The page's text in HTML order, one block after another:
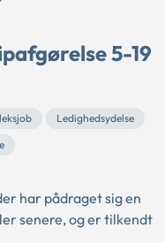
5-19
Ledighedsydelse
har pådraget sig en
senere, og er tilkendt